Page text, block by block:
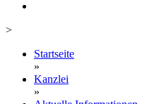
>
Startseite
»
Kanzlei
»